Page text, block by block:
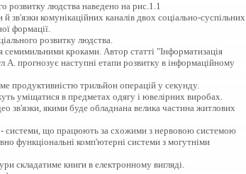
розвитку людства наведено на рис.1.1
комунікаційних каналів двох соціально-суспільних
формації.
розвитку людства.
кроками. Автор статті "Інформатизація
А. прогнозує наступні етапи розвитку в інформаційному
продуктивністю трильйон операцій у секунду.
уміщатися в предметах одягу і ювелірних виробах.
зв'язки, якими буде обладнана велика частина житлових
системи, що працюють за схожими з нервовою системою
функціональні комп'ютерні системи з могутніми
складатиме книги в електронному вигляді.